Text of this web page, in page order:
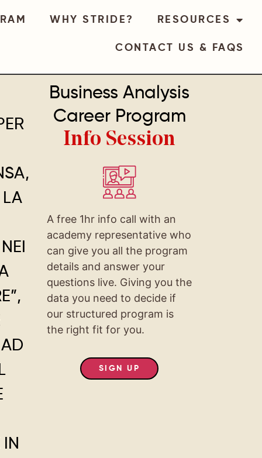
WHY STRIDE? RESOURCES
CONTACT US & FAQS
LA
Business Analysis
Career Program
Info Session
A free 1hr info call with an
academy representative who
can give you all the program
details and answer your
questions live. Giving you the
data you need to decide if
our structured program is
the right fit for you.
SIGN UP